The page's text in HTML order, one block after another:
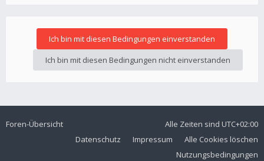
Foren-Übersicht Alle Zeiten sind UTC+02:00
Alle Cookies löschen
Impressum
Datenschutz
Nutzungsbedingungen